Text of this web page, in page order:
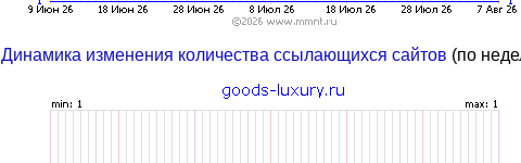
Динамика изменения количества ссылающихся сайтов (по